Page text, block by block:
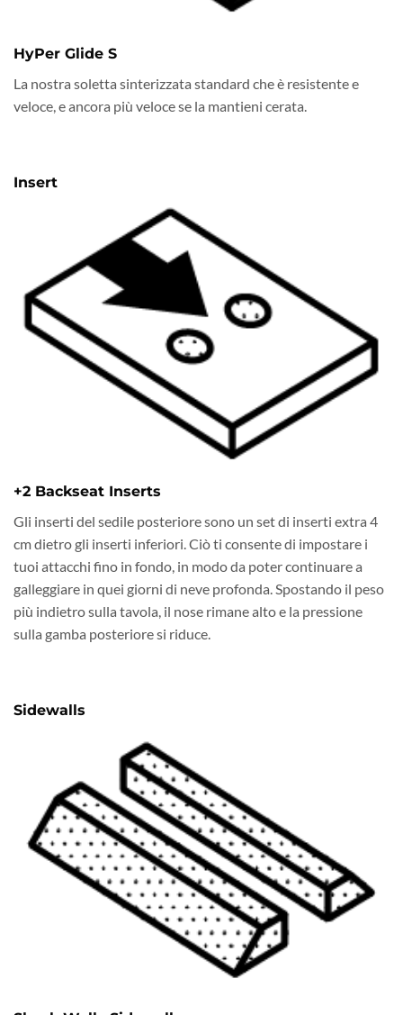
HyPer Glide S
La nostra soletta sinterizzata standard che è resistente e
veloce, e ancora più veloce se la mantieni cerata.
Insert
+2 Backseat Inserts
Gli inserti del sedile posteriore sono un set di inserti extra 4
cm dietro gli inserti inferiori. Ciò ti consente di impostare i
tuoi attacchi fino in fondo, in modo da poter continuare a
galleggiare in quei giorni di neve profonda. Spostando il peso
più indietro sulla tavola, il nose rimane alto e la pressione
sulla gamba posteriore si riduce.
Sidewalls